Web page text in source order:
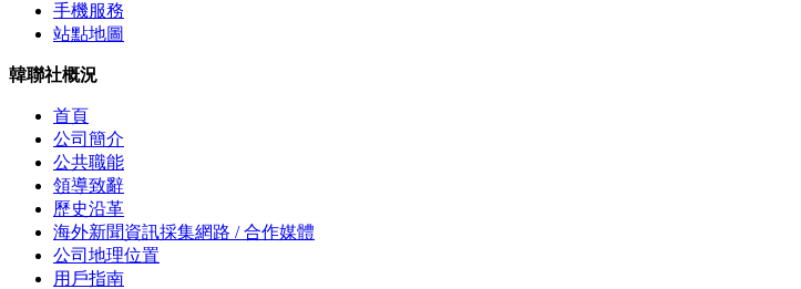
手機服務
站點地圖
韓聯社概況
首頁
公司簡介
公共職能
領導致辭
歷史沿革
海外新聞資訊採集網路 / 合作媒體
公司地理位置
用戶指南